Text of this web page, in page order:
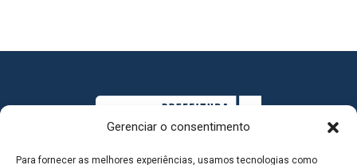
Gerenciar o consentimento
Para fornecer as melhores experiências, usamos tecnologias como